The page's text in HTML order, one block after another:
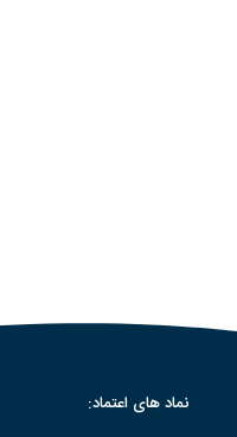
نماد های اعتماد: